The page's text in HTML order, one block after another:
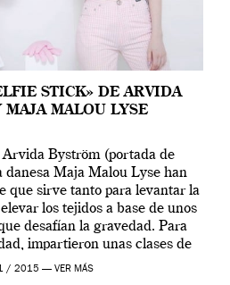
STICK» DE ARVIDA
MAJA MALOU LYSE
Arvida Byström (portada de
Maja Malou Lyse han
que sirve tanto para levantar la
los tejidos a base de unos
desafían la gravedad. Para
impartieron unas clases de
en el Tate […]
/ 2015 — VER MÁS